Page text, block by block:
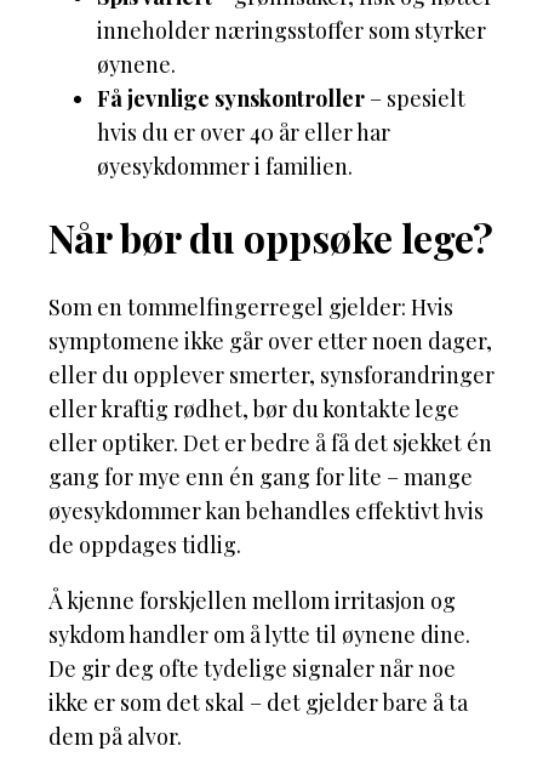
inneholder næringsstoffer som styrker
øynene.
Få jevnlige synskontroller – spesielt
hvis du er over 40 år eller har
øyesykdommer i familien.
Når bør du oppsøke lege?
Som en tommelfingerregel gjelder: Hvis
symptomene ikke går over etter noen dager,
eller du opplever smerter, synsforandringer
eller kraftig rødhet, bør du kontakte lege
eller optiker. Det er bedre å få det sjekket én
gang for mye enn én gang for lite – mange
øyesykdommer kan behandles effektivt hvis
de oppdages tidlig.
Å kjenne forskjellen mellom irritasjon og
sykdom handler om å lytte til øynene dine.
De gir deg ofte tydelige signaler når noe
ikke er som det skal – det gjelder bare å ta
dem på alvor.